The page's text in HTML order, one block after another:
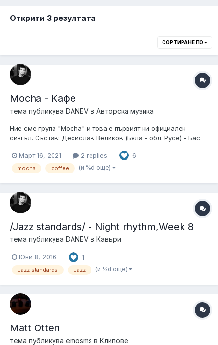
Открити 3 резултата
СОРТИРАНЕ ПО
Mocha - Кафе
тема публикува DANEV в Авторска музика
Ние сме група "Mocha" и това е първият ни официален
сингъл. Състав: Десислав Великов (Бяла - обл. Русе) - Бас
Валентин Данев (Стара Загора) - Китара Автор на темата -
Десислав Великов...
Март 16, 2021 2 replies 6
mocha coffee (и %d още)
/Jazz standards/ - Night rhythm,Week 8
тема публикува DANEV в Кавъри
Юни 8, 2016 1
Jazz standards Jazz (и %d още)
Matt Otten
тема публикува emosms в Клипове